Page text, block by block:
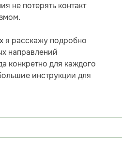
не потерять контакт
я расскажу подробно
направлений
конкретно для каждого
инструкции для